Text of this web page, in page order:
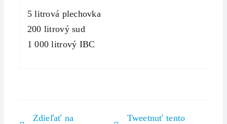
5 litrová plechovka
200 litrový sud
1 000 litrový IBC
Zdieľať na
Tweetnuť tento